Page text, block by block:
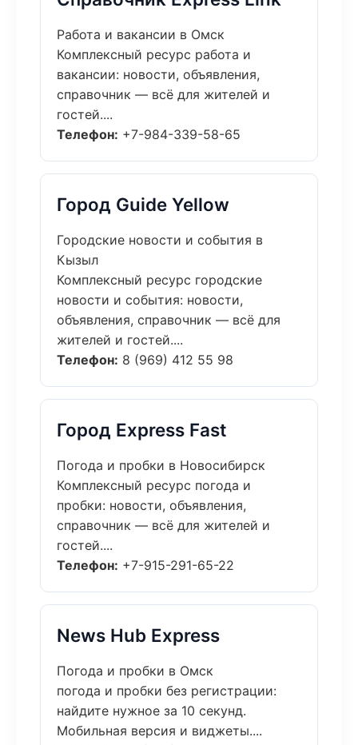
Работа и вакансии в Омск
Комплексный ресурс работа и
вакансии: новости, объявления,
справочник — всё для жителей и
гостей....
Телефон: +7-984-339-58-65
Город Guide Yellow
Городские новости и события в
Кызыл
Комплексный ресурс городские
новости и события: новости,
объявления, справочник — всё для
жителей и гостей....
Телефон: 8 (969) 412 55 98
Город Express Fast
Погода и пробки в Новосибирск
Комплексный ресурс погода и
пробки: новости, объявления,
справочник — всё для жителей и
гостей....
Телефон: +7-915-291-65-22
News Hub Express
Погода и пробки в Омск
погода и пробки без регистрации:
найдите нужное за 10 секунд.
Мобильная версия и виджеты....